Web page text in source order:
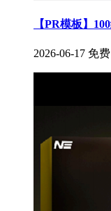
【PR模板】
2026-06-17 免费